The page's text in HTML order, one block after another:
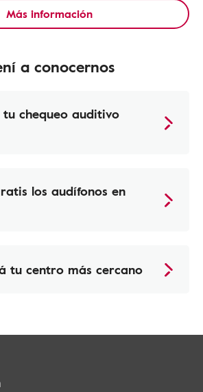
Más información
a conocernos
tu chequeo auditivo
los audífonos en
tu centro más cercano